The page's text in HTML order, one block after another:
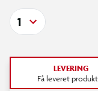
1
LEVERING
Få leveret